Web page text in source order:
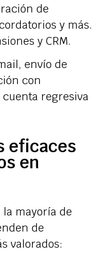
de
y más.
y CRM.
envío de
con
regresiva
eficaces
en
la mayoría de
de
valorados: